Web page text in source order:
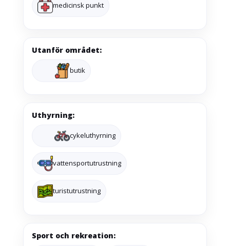
medicinsk punkt
Utanför området:
butik
Uthyrning:
cykeluthyrning
vattensportutrustning
turistutrustning
Sport och rekreation: